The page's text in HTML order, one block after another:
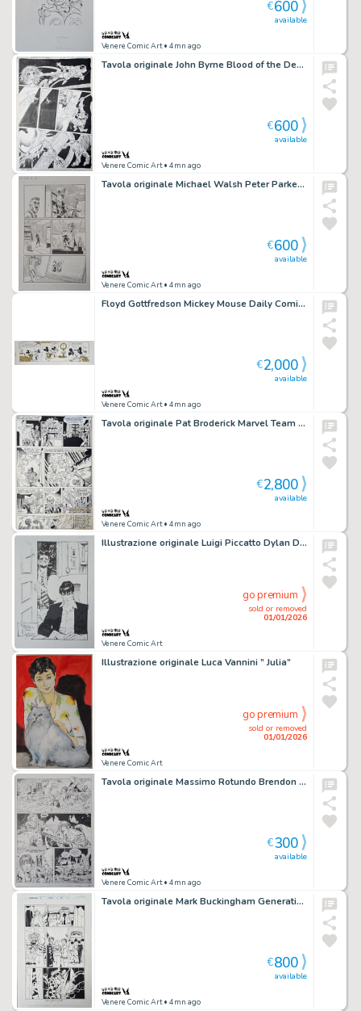
Venere Comic Art• 4mn ago
available
€600
Tavola originale John Byrne Blood of the Demon #6 pg.13
Venere Comic Art• 4mn ago
available
€600
Tavola originale Michael Walsh Peter Parker: The Spectacular Spider-Man #6 pg 17
Venere Comic Art• 4mn ago
available
€600
Floyd Gottfredson Mickey Mouse Daily Comic Strip Original Art data 12-28-1970
Venere Comic Art• 4mn ago
available
€2,000
Tavola originale Pat Broderick Marvel Team up #91 pg. 22
Venere Comic Art• 4mn ago
available
€2,800
Illustrazione originale Luigi Piccatto Dylan Dog Tonino comics 2000
Venere Comic Art
sold or removed
01/01/2026
go premium
Illustrazione originale Luca Vannini ” Julia”
Venere Comic Art
sold or removed
01/01/2026
go premium
Tavola originale Massimo Rotundo Brendon #3 pg. 72
Venere Comic Art• 4mn ago
available
€300
Tavola originale Mark Buckingham Generation X #32 pg. 10
Venere Comic Art• 4mn ago
available
€800